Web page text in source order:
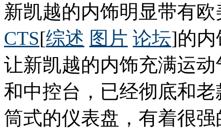
新凯越的内饰明显带有
CTS[综述 图片 论坛]的内
让新凯越的内饰充满运
和中控台，已经彻底和
筒式的仪表盘，有着很